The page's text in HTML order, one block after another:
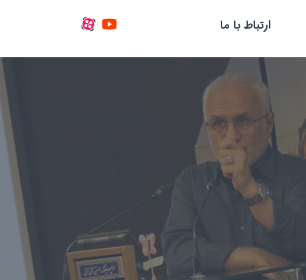
ارتباط با ما